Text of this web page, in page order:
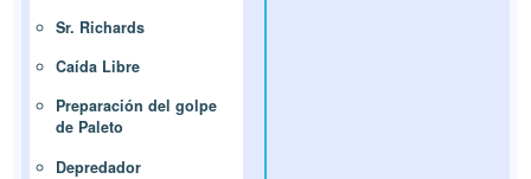
Sr. Richards
Caída Libre
Preparación del golpe
de Paleto
Depredador